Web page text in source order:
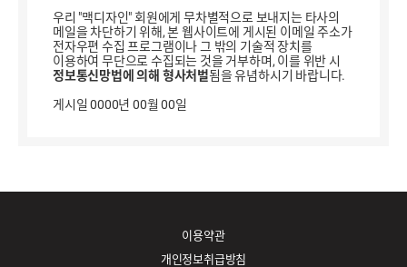
우리 "맥디자인" 회원에게 무차별적으로 보내지는 타사의
메일을 차단하기 위해, 본 웹사이트에 게시된 이메일 주소가
전자우편 수집 프로그램이나 그 밖의 기술적 장치를
이용하여 무단으로 수집되는 것을 거부하며, 이를 위반 시
정보통신망법에 의해 형사처벌됨을 유념하시기 바랍니다.
게시일 0000년 00월 00일
이용약관
개인정보취급방침